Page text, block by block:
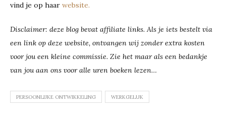
vind je op haar website.
Disclaimer: deze blog bevat affiliate links. Als je iets bestelt via
een link op deze website, ontvangen wij zonder extra kosten
voor jou een kleine commissie. Zie het maar als een bedankje
van jou aan ons voor alle uren boeken lezen…
PERSOONLIJKE ONTWIKKELING WERKGELUK